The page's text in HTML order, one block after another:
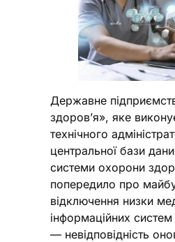
Державне
здоров’я», яке
технічного
центральної бази
системи охорони
попередило про
відключення низки
інформаційних
— невідповідність